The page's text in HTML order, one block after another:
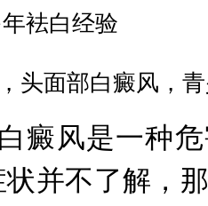
袪白经验
头面部白癜风，
风是一种危
并不了解，